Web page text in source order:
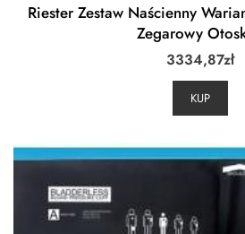
Riester Zestaw Naścienny
Zegarowy
3334,87zł
KUP